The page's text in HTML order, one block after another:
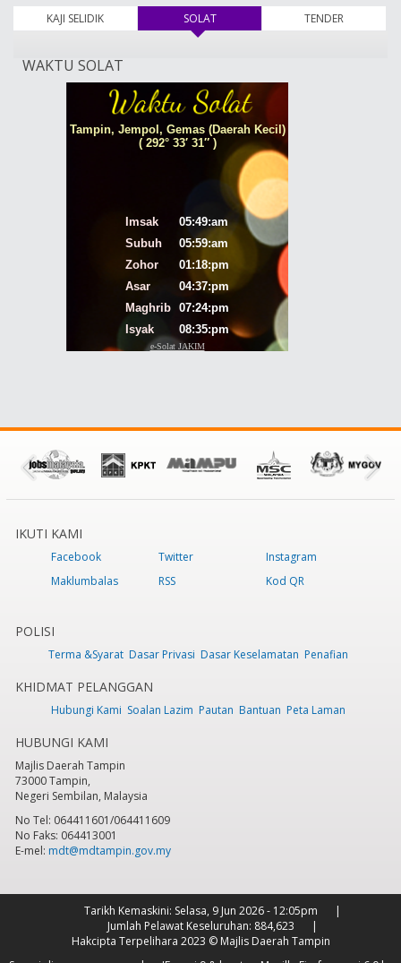
KAJI SELIDIK SOLAT(tab aktif) TENDER
WAKTU SOLAT
IKUTI KAMI
Facebook Twitter
Instagram
Maklumbalas
RSS Kod QR
POLISI
Terma &Syarat Dasar Privasi Dasar Keselamatan Penafian
KHIDMAT PELANGGAN
Hubungi Kami Soalan Lazim Pautan Bantuan Peta Laman
HUBUNGI KAMI
Majlis Daerah Tampin
73000 Tampin,
Negeri Sembilan, Malaysia
No Tel: 064411601/064411609
No Faks: 064413001
E-mel: mdt@mdtampin.gov.my
Tarikh Kemaskini: Selasa, 9 Jun 2026 - 12:05pm
Jumlah Pelawat Keseluruhan: 884,623
Hakcipta Terpelihara 2023 © Majlis Daerah Tampin